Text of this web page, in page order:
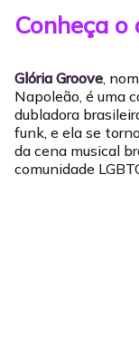
Conheça
Glória Groove,
Napoleão, é uma
dubladora
funk, e ela se
da cena musical
comunidade